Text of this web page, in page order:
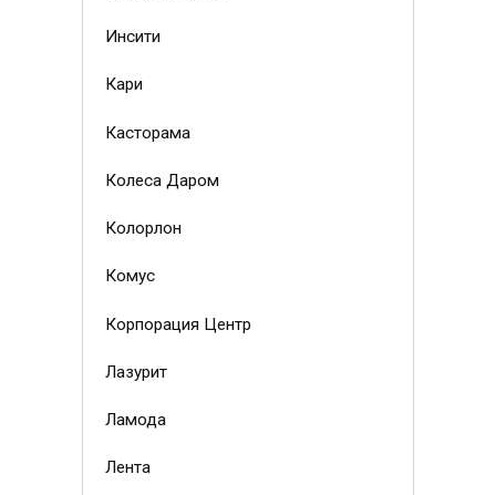
Инсити
Кари
Касторама
Колеса Даром
Колорлон
Комус
Корпорация Центр
Лазурит
Ламода
Лента